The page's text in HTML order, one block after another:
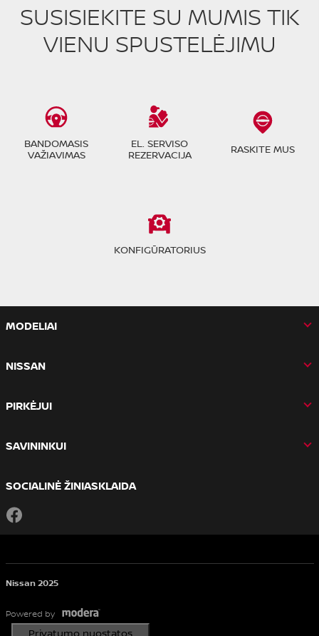
SUSISIEKITE SU MUMIS TIK
VIENU SPUSTELĖJIMU
BANDOMASIS
VAŽIAVIMAS
EL. SERVISO
REZERVACIJA
RASKITE MUS
KONFIGŪRATORIUS
MODELIAI
NISSAN
PIRKĖJUI
SAVININKUI
SOCIALINĖ ŽINIASKLAIDA
Nissan 2025
Powered by